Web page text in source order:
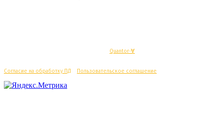
Quantor-∀
Согласие на обработку ПД Пользовательское соглашение